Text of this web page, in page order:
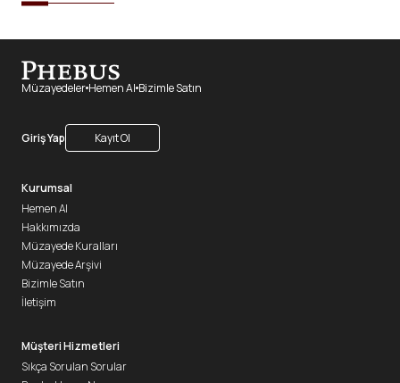
Müzayedeler Hemen Al Bizimle Satın
Giriş Yap Kayıt Ol
Kurumsal
Hemen Al
Hakkımızda
Müzayede Kuralları
Müzayede Arşivi
Bizimle Satın
İletişim
Müşteri Hizmetleri
Sıkça Sorulan Sorular